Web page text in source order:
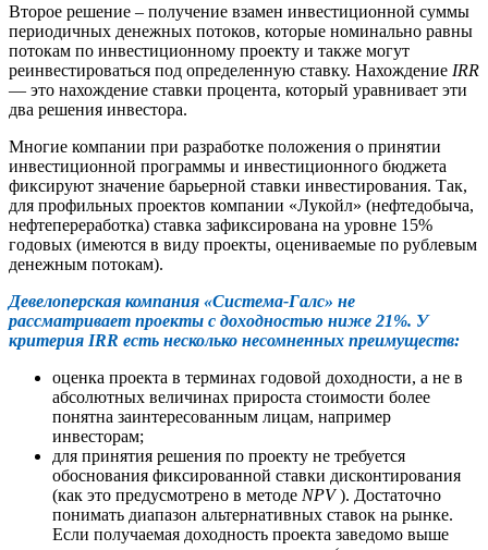
Второе решение – получение взамен инвестиционной суммы
периодичных денежных потоков, которые номинально равны
потокам по инвестиционному проекту и также могут
реинвестироваться под определенную ставку. Нахождение IRR
— это нахождение ставки процента, который уравнивает эти
два решения инвестора.
Многие компании при разработке положения о принятии
инвестиционной программы и инвестиционного бюджета
фиксируют значение барьерной ставки инвестирования. Так,
для профильных проектов компании «Лукойл» (нефтедобыча,
нефтепереработка) ставка зафиксирована на уровне 15%
годовых (имеются в виду проекты, оцениваемые по рублевым
денежным потокам).
Девелоперская компания «Система-Галс» не
рассматривает проекты с доходностью ниже 21%. У
критерия IRR есть несколько несомненных преимуществ:
оценка проекта в терминах годовой доходности, а не в
абсолютных величинах прироста стоимости более
понятна заинтересованным лицам, например
инвесторам;
для принятия решения по проекту не требуется
обоснования фиксированной ставки дисконтирования
(как это предусмотрено в методе NPV). Достаточно
понимать диапазон альтернативных ставок на рынке.
Если получаемая доходность проекта заведомо выше